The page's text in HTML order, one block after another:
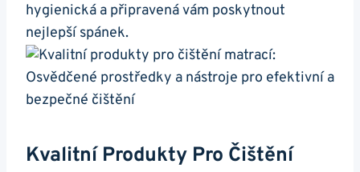
hygienická a připravená vám poskytnout
nejlepší spánek.
Kvalitní Produkty Pro Čištění